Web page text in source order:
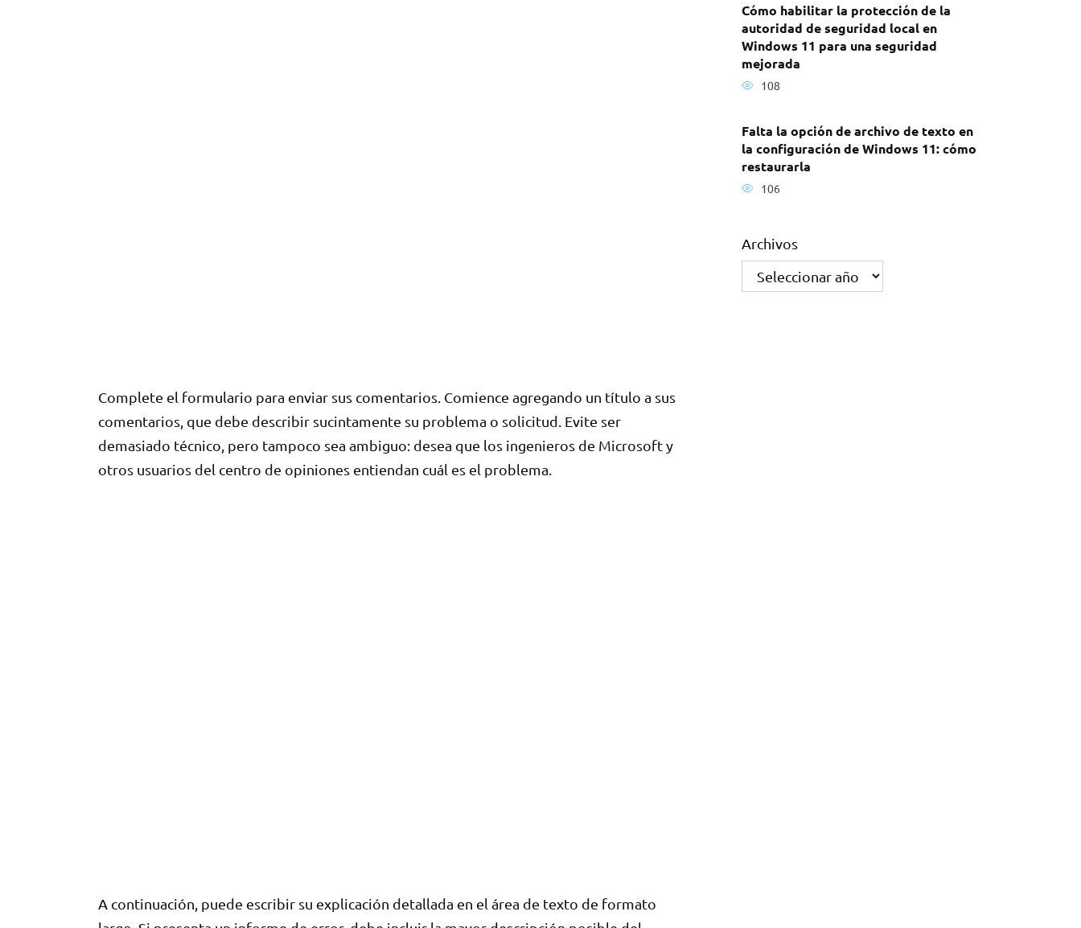
Complete el formulario para enviar sus comentarios. Comience agregando un título a sus
comentarios, que debe describir sucintamente su problema o solicitud. Evite ser
demasiado técnico, pero tampoco sea ambiguo: desea que los ingenieros de Microsoft y
otros usuarios del centro de opiniones entiendan cuál es el problema.
A continuación, puede escribir su explicación detallada en el área de texto de formato
Cómo habilitar la protección de la
autoridad de seguridad local en
Windows 11 para una seguridad
mejorada
108
Falta la opción de archivo de texto en
la configuración de Windows 11: cómo
restaurarla
106
Archivos